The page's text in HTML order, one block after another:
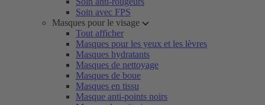
Soin avec FPS
Masques pour le visage
Tout afficher
Masques pour les yeux et les lèvres
Masques hydratants
Masques de nettoyage
Masques de boue
Masques en tissu
Masque anti-points noirs